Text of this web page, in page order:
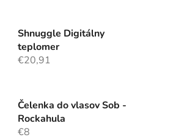
Shnuggle Digitálny
teplomer
€20,91
Čelenka do vlasov Sob -
Rockahula
€8